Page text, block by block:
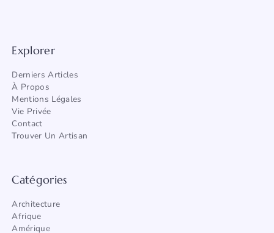
Explorer
Derniers Articles
À Propos
Mentions Légales
Vie Privée
Contact
Trouver Un Artisan
Catégories
Architecture
Afrique
Amérique